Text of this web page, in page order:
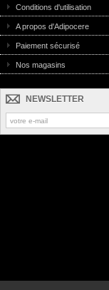
Conditions d'utilisation
A propos d'Adipocere
Paiement sécurisé
Nos magasins
NEWSLETTER